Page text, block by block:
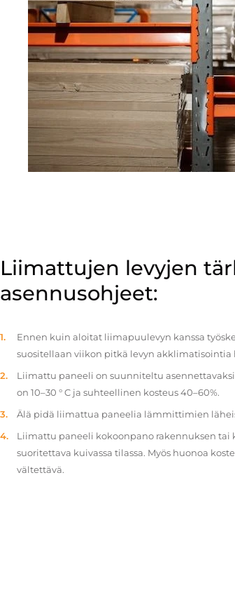
Liimattujen levyjen
asennusohjeet:
Ennen kuin aloitat liimapuulevyn kanssa
suositellaan viikon pitkä levyn akklimatisointia
Liimattu paneeli on suunniteltu
on 10–30 ° C ja suhteellinen kosteus 40–60%.
Älä pidä liimattua paneelia lämmittimien
Liimattu paneeli kokoonpano rakennuksen tai
suoritettava kuivassa tilassa. Myös huonoa
vältettävä.